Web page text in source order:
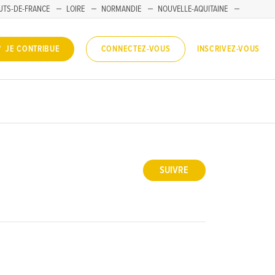
DE-FRANCE LOIRE NORMANDIE
NOUVELLE-AQUITAINE
JE CONTRIBUE CONNECTEZ-VOUS INSCRIVEZ-VOUS
SUIVRE